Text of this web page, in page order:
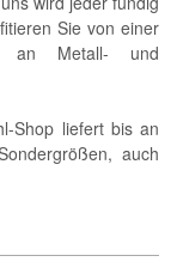
Sie von einer
an Metall- und
Shop liefert bis an
auch